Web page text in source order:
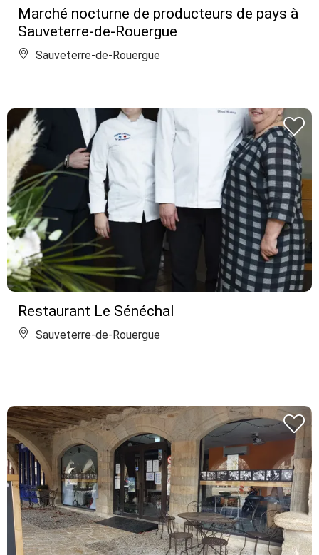
Marché nocturne de producteurs de pays à
Sauveterre-de-Rouergue
Sauveterre-de-Rouergue
Restaurant Le Sénéchal
Sauveterre-de-Rouergue